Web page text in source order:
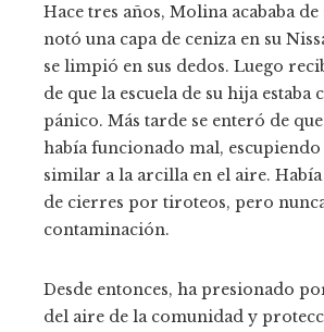
Hace tres años, Molina acababa
notó una capa de ceniza en su
se limpió en sus dedos. Luego
de que la escuela de su hija estaba
pánico. Más tarde se enteró de
había funcionado mal,
similar a la arcilla en el aire.
de cierres por tiroteos, pero
contaminación.
Desde entonces, ha presionado
del aire de la comunidad y